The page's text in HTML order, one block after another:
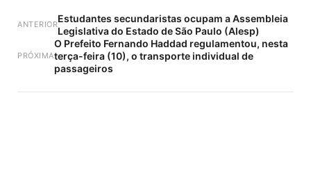
ANTERIOREstudantes secundaristas ocupam a Assembleia
Legislativa do Estado de São Paulo (Alesp)
PRÓXIMA
O Prefeito Fernando Haddad regulamentou, nesta
terça-feira (10), o transporte individual de
passageiros